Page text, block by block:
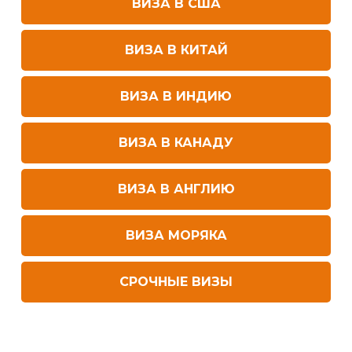
ВИЗА В США
ВИЗА В КИТАЙ
ВИЗА В ИНДИЮ
ВИЗА В КАНАДУ
ВИЗА В АНГЛИЮ
ВИЗА МОРЯКА
СРОЧНЫЕ ВИЗЫ